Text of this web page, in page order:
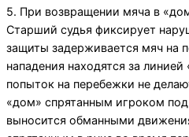
5. При возвращении мяча в
Старший судья фиксирует
защиты задерживается мяч на
нападения находятся за
попыток на перебежки не
«дом» спрятанным игроком
выносится обманными